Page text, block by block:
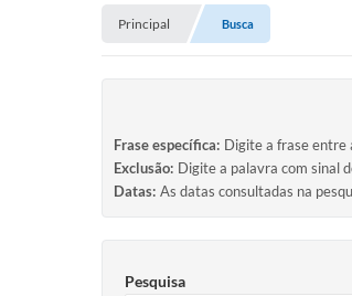
Principal Busca
Frase específica: Digite a frase entre
Exclusão: Digite a palavra com sinal
Datas: As datas consultadas na
Pesquisa